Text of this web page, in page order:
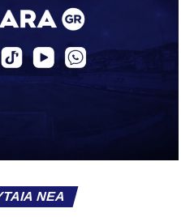
γεμάτη χρονιά στη Γ’
ΑΕΚ Β’, με την οποία
Super League 2, καθώς
Ξεκίνησε την καριέρα του
ΝΈΑ